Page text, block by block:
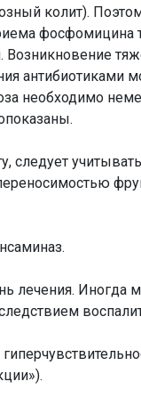
колит).
антибиотиками
необходимо
лечения. Иногда